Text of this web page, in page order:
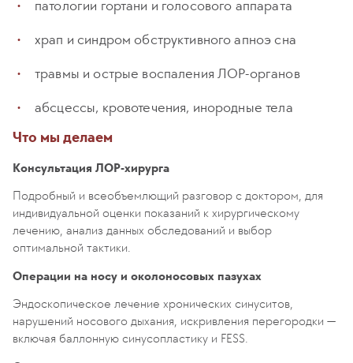
патологии гортани и голосового аппарата
храп и синдром обструктивного апноэ сна
травмы и острые воспаления ЛОР-органов
абсцессы, кровотечения, инородные тела
Что мы делаем
Консультация ЛОР-хирурга
Подробный и всеобъемлющий разговор с доктором, для
индивидуальной оценки показаний к хирургическому
лечению, анализ данных обследований и выбор
оптимальной тактики.
Операции на носу и околоносовых пазухах
Эндоскопическое лечение хронических синуситов,
нарушений носового дыхания, искривления перегородки —
включая баллонную синусопластику и FESS.